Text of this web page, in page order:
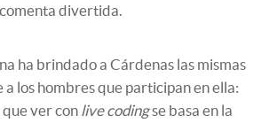
divertida.
ha brindado a Cárdenas las mismas
los hombres que participan en ella:
que ver con live codingse basa en la